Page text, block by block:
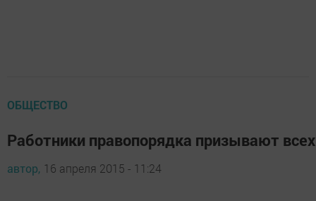
ОБЩЕСТВО
Работники правопорядка призывают
автор, 16 апреля 2015 - 11:24